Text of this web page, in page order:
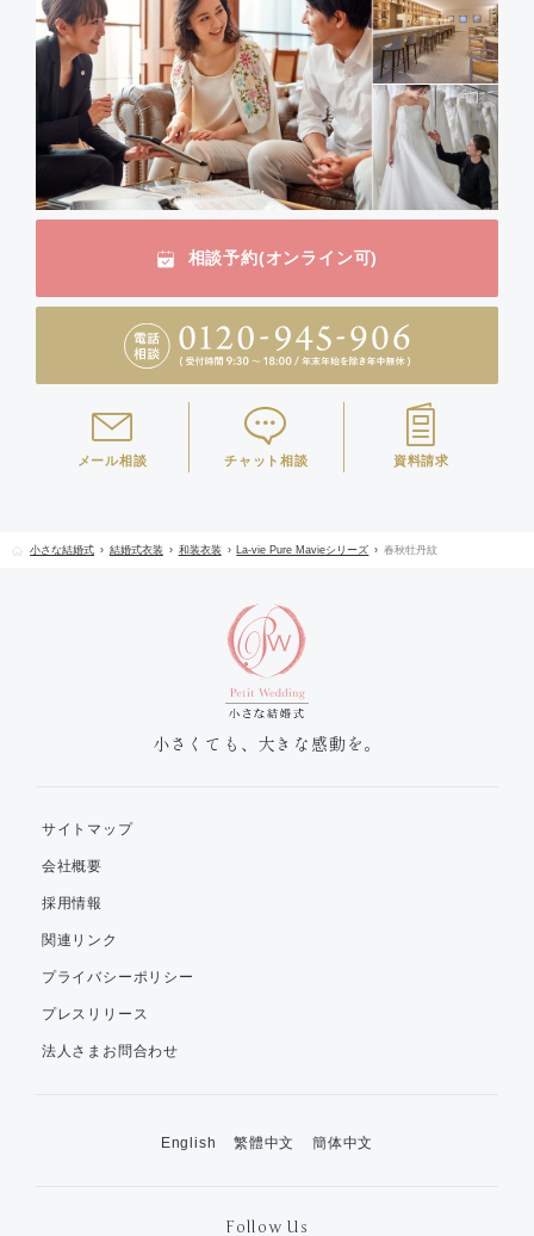
相談予約(オンライン可)
メール相談 チャット相談 資料請求
小さな結婚式 結婚式衣装 和装衣装 La-vie Pure Mavieシリーズ 春秋牡丹紋
小さくても、大きな感動を。
サイトマップ
会社概要
採用情報
関連リンク
プライバシーポリシー
プレスリリース
法人さまお問合わせ
English 繁體中文 簡体中文
Follow Us